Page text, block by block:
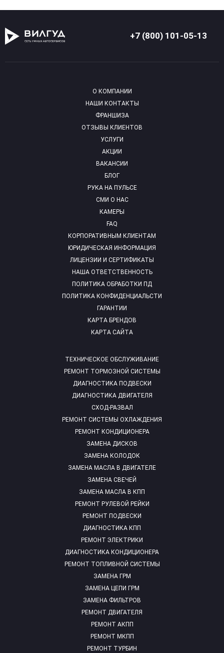
+7 (800) 101-05-13
О КОМПАНИИ
НАШИ КОНТАКТЫ
ФРАНШИЗА
ОТЗЫВЫ КЛИЕНТОВ
УСЛУГИ
АКЦИИ
ВАКАНСИИ
БЛОГ
РУКА НА ПУЛЬСЕ
СМИ О НАС
КАМЕРЫ
FAQ
ТЕХНИЧЕСКОЕ ОБСЛУЖИВАНИЕ
РЕМОНТ ТОРМОЗНОЙ СИСТЕМЫ
ДИАГНОСТИКА ПОДВЕСКИ
ДИАГНОСТИКА ДВИГАТЕЛЯ
СХОД-РАЗВАЛ
РЕМОНТ СИСТЕМЫ ОХЛАЖДЕНИЯ
РЕМОНТ КОНДИЦИОНЕРА
ЗАМЕНА ДИСКОВ
ЗАМЕНА КОЛОДОК
ЗАМЕНА МАСЛА В ДВИГАТЕЛЕ
ЗАМЕНА СВЕЧЕЙ
ЗАМЕНА МАСЛА В КПП
РЕМОНТ РУЛЕВОЙ РЕЙКИ
РЕМОНТ ПОДВЕСКИ
ДИАГНОСТИКА КПП
РЕМОНТ ЭЛЕКТРИКИ
ДИАГНОСТИКА КОНДИЦИОНЕРА
РЕМОНТ ТОПЛИВНОЙ СИСТЕМЫ
ЗАМЕНА ГРМ
ЗАМЕНА ЦЕПИ ГРМ
ЗАМЕНА ФИЛЬТРОВ
РЕМОНТ ДВИГАТЕЛЯ
РЕМОНТ АКПП
РЕМОНТ МКПП
РЕМОНТ ТУРБИН
КОРПОРАТИВНЫМ КЛИЕНТАМ
ЮРИДИЧЕСКАЯ ИНФОРМАЦИЯ
ЛИЦЕНЗИИ И СЕРТИФИКАТЫ
НАША ОТВЕТСТВЕННОСТЬ
ПОЛИТИКА ОБРАБОТКИ ПД
ПОЛИТИКА КОНФИДЕНЦИАЛЬСТИ
ГАРАНТИИ
КАРТА БРЕНДОВ
КАРТА САЙТА